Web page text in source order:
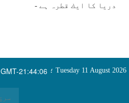
دريا كا ايك قطرہ ہے -
GMT-21:44:06 Tuesday 11 August 2026 ؛